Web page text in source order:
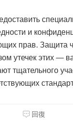
и
прав. Защита
утечек этих —
тщательного
回復